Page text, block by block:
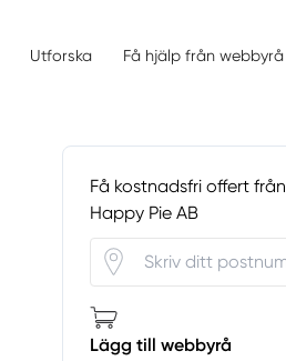
Utforska Få hjälp från webbyrå
Få kostnadsfri offert från
Happy Pie AB
Lägg till webbyrå